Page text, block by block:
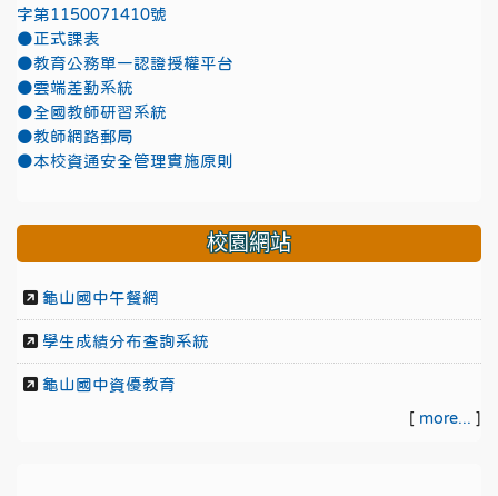
字第1150071410號
●正式課表
●教育公務單一認證授權平台
●雲端差勤系統
●全國教師研習系統
●教師網路郵局
●本校資通安全管理實施原則
校園網站
龜山國中午餐網
學生成績分布查詢系統
龜山國中資優教育
[ more... ]